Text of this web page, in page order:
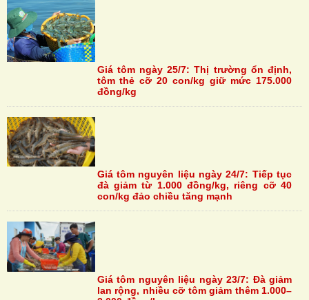
Giá tôm ngày 25/7: Thị trường ổn định,
tôm thẻ cỡ 20 con/kg giữ mức 175.000
đồng/kg
Giá tôm nguyên liệu ngày 24/7: Tiếp tục
đà giảm từ 1.000 đồng/kg, riêng cỡ 40
con/kg đảo chiều tăng mạnh
Giá tôm nguyên liệu ngày 23/7: Đà giảm
lan rộng, nhiều cỡ tôm giảm thêm 1.000–